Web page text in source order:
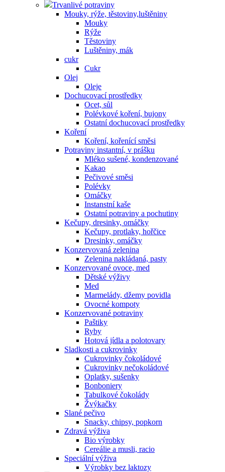
Trvanlivé potraviny
Mouky, rýže, těstoviny,luštěniny
Mouky
Rýže
Těstoviny
Luštěniny, mák
cukr
Cukr
Olej
Oleje
Dochucovací prostředky
Ocet, sůl
Polévkové koření, bujony
Ostatní dochucovací prostředky
Koření
Koření, kořenící směsi
Potraviny instantní, v prášku
Mléko sušené, kondenzované
Kakao
Pečivové směsi
Polévky
Omáčky
Instanstní kaše
Ostatní potraviny a pochutiny
Kečupy, dresinky, omáčky
Kečupy, protlaky, hořčice
Dresinky, omáčky
Konzervovaná zelenina
Zelenina nakládaná, pasty
Konzervované ovoce, med
Dětské výživy
Med
Marmelády, džemy povidla
Ovocné kompoty
Konzervované potraviny
Paštiky
Ryby
Hotová jídla a polotovary
Sladkosti a cukrovinky
Cukrovinky čokoládové
Cukrovinky nečokoládové
Oplatky, sušenky
Bonboniery
Tabulkové čokolády
Žvýkačky
Slané pečivo
Snacky, chipsy, popkorn
Zdravá výživa
Bio výrobky
Cereálie a musli, racio
Speciální výživa
Výrobky bez laktozy